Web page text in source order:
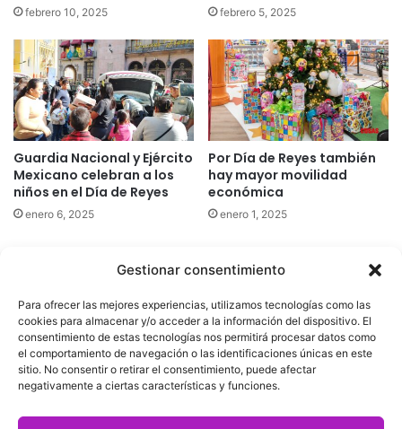
Gestionar consentimiento
Para ofrecer las mejores experiencias, utilizamos tecnologías como las
cookies para almacenar y/o acceder a la información del dispositivo. El
consentimiento de estas tecnologías nos permitirá procesar datos como
el comportamiento de navegación o las identificaciones únicas en este
sitio. No consentir o retirar el consentimiento, puede afectar
negativamente a ciertas características y funciones.
febrero 10, 2025 febrero 5, 2025
Guardia Nacional y Ejército
Mexicano celebran a los
niños en el Día de Reyes
enero 6, 2025
Por Día de Reyes también
hay mayor movilidad
económica
enero 1, 2025
derechos reservados
|Aviso de Privacidad|Política de Cookies|Defensoría de la
Audiencia|
Facebook
X YouTube